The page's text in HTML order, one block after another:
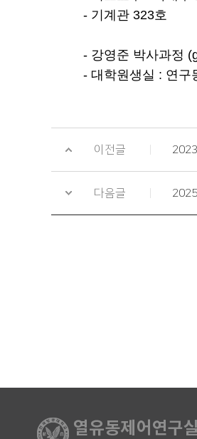
- 기계관 323호
- 강영준 박사과정
- 대학원생실 : 연구
이전글
다음글